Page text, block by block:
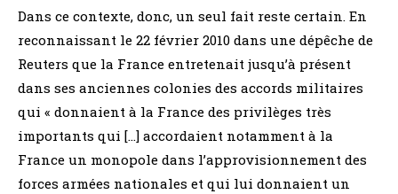
Dans ce contexte, donc, un seul fait reste certain. En
reconnaissant le 22 février 2010 dans une dépêche de
Reuters que la France entretenait jusqu’à présent
dans ses anciennes colonies des accords militaires
qui « donnaient à la France des privilèges très
importants qui […] accordaient notamment à la
France un monopole dans l’approvisionnement des
forces armées nationales et qui lui donnaient un